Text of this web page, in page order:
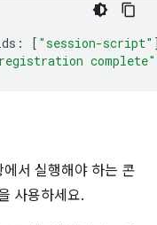
: [ "session-script"
complete"
서 실행해야 하는 콘
사용하세요.